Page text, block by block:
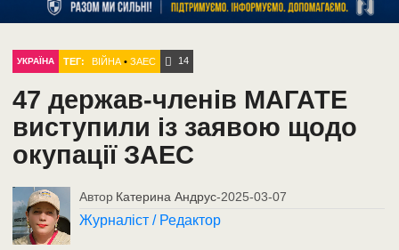
УКРАЇНА ТЕГ: ВІЙНА •ЗАЕС 14
47 держав-членів МАГАТЕ
виступили із заявою щодо
окупації ЗАЕС
Автор Катерина Андрус-2025-03-07
Журналіст / Редактор